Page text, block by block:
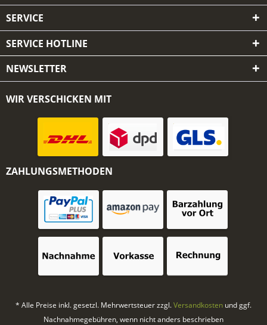
SERVICE
SERVICE HOTLINE
NEWSLETTER
WIR VERSCHICKEN MIT
ZAHLUNGSMETHODEN
* Alle Preise inkl. gesetzl. Mehrwertsteuer zzgl.Versandkosten und ggf.
Nachnahmegebühren, wenn nicht anders beschrieben